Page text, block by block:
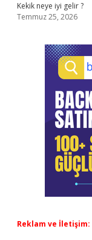
Kekik neye iyi gelir ?
Temmuz 25, 2026
Reklam ve İletişim: